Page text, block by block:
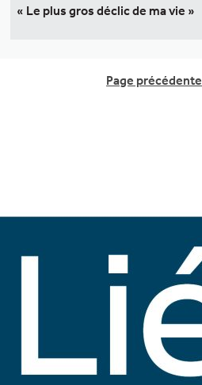
« Le plus gros déclic de ma vie »
Page précédente